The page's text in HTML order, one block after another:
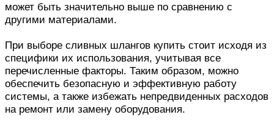
может быть значительно выше по сравнению с
другими материалами.
При выборе сливных шлангов купить стоит исходя из
специфики их использования, учитывая все
перечисленные факторы. Таким образом, можно
обеспечить безопасную и эффективную работу
системы, а также избежать непредвиденных расходов
на ремонт или замену оборудования.